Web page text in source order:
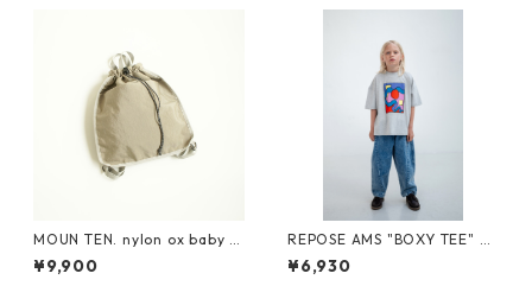
MOUN TEN. nylon ox baby k
napsack [MA71-0215a]
¥9,900
REPOSE AMS "BOXY TEE" SS
26-86
¥6,930